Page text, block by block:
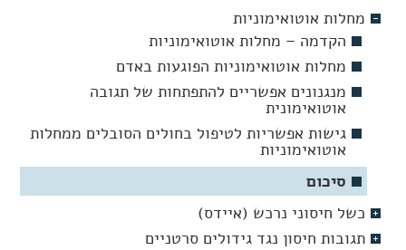
מחלות אוטואימוניות
הקדמה – מחלות אוטואימוניות
מחלות אוטואימוניות הפוגעות באדם
מנגנונים אפשריים להתפתחות של תגובה
אוטואימונית
גישות אפשריות לטיפול בחולים הסובלים ממחלות
אוטואימוניות
סיכום
כשל חיסוני נרכש (איידס)
תגובות חיסון נגד גידולים סרטניים